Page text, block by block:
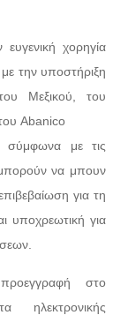
χορηγία
την υποστήριξη
Μεξικού, του
Abanico
σύμφωνα με τις
να μπουν
για τη
υποχρεωτική για
στο